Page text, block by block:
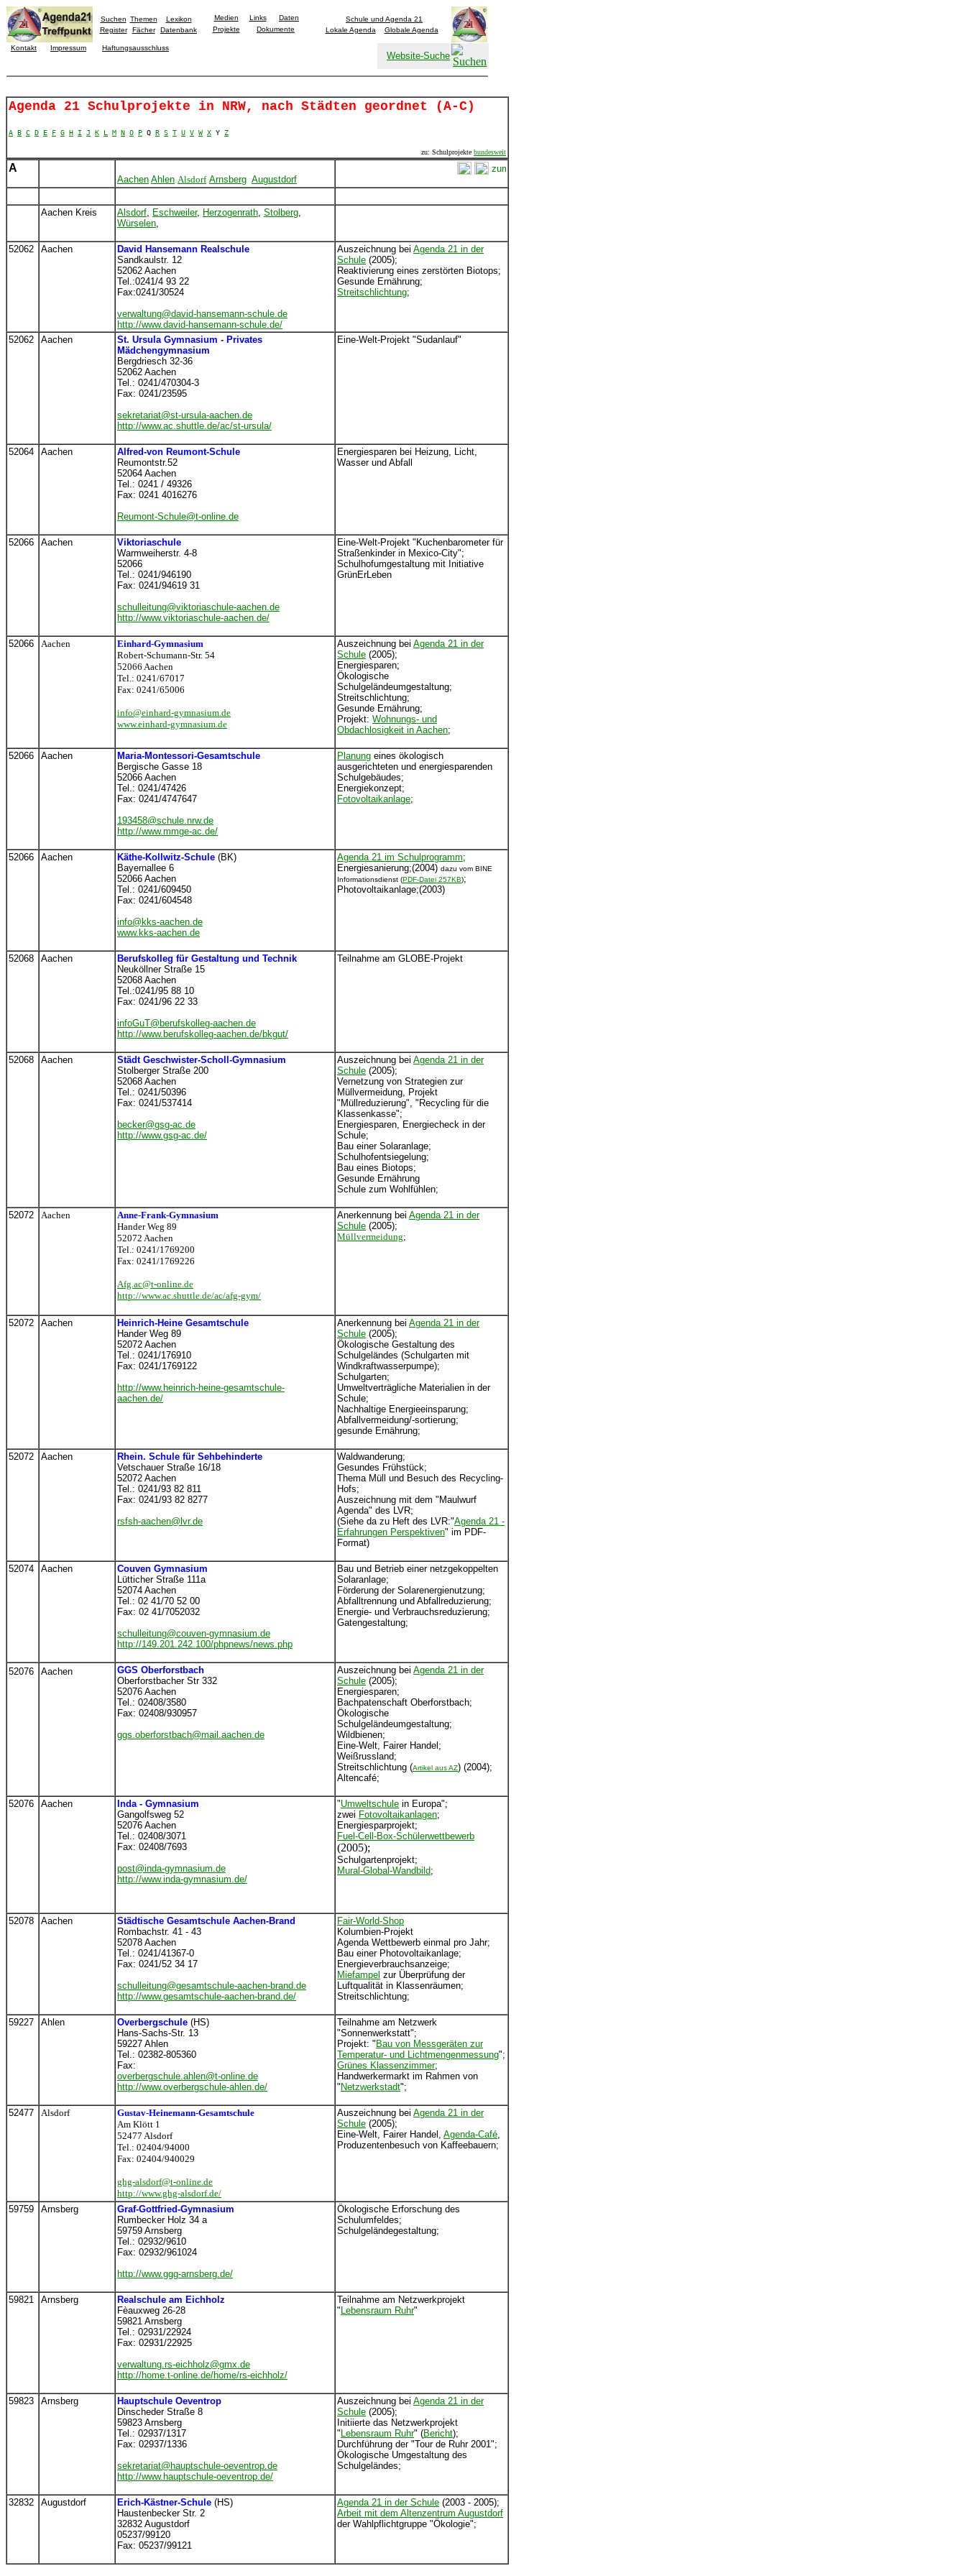
Suchen Themen
Lexikon
Register
Fächer Datenbank
Medien Links
Daten
Projekte
Dokumente
Schule und Agenda 21
Lokale Agenda
Globale Agenda
Kontakt Impressum Haftungsausschluss
Website-Suche
Agenda 21 Schulprojekte in NRW, nach Städten geordnet (A-C)
A B C D E F G H I J K L M N O P Q R S T U V W X Y Z
zu: Schulprojekte bundesweit
A
Aachen Ahlen Alsdorf Arnsberg Augustdorf
Aachen Kreis Alsdorf, Eschweiler, Herzogenrath, Stolberg,
Würselen,
52062 Aachen
David Hansemann Realschule
Sandkaulstr. 12
52062 Aachen
Tel.:0241/4 93 22
Fax:0241/30524
verwaltung@david-hansemann-schule.de
http://www.david-hansemann-schule.de/
Auszeichnung bei Agenda 21 in der
Schule (2005);
Reaktivierung eines zerstörten Biotops;
Gesunde Ernährung;
Streitschlichtung;
52062 Aachen
St. Ursula Gymnasium - Privates
Mädchengymnasium
Bergdriesch 32-36
52062 Aachen
Tel.: 0241/470304-3
Fax: 0241/23595
sekretariat@st-ursula-aachen.de
http://www.ac.shuttle.de/ac/st-ursula/
Eine-Welt-Projekt "Sudanlauf"
52064 Aachen
Alfred-von Reumont-Schule
Reumontstr.52
52064 Aachen
Tel.: 0241 / 49326
Fax: 0241 4016276
Reumont-Schule@t-online.de
Energiesparen bei Heizung, Licht,
Wasser und Abfall
52066 Aachen
Viktoriaschule
Warmweiherstr. 4-8
52066
Tel.: 0241/946190
Fax: 0241/94619 31
schulleitung@viktoriaschule-aachen.de
http://www.viktoriaschule-aachen.de/
Eine-Welt-Projekt "Kuchenbarometer für
Straßenkinder in Mexico-City";
Schulhofumgestaltung mit Initiative
GrünErLeben
52066 Aachen
Einhard-Gymnasium
Robert-Schumann-Str. 54
52066 Aachen
Tel.: 0241/67017
Fax: 0241/65006
info@einhard-gymnasium.de
www.einhard-gymnasium.de
Auszeichnung bei Agenda 21 in der
Schule (2005);
Energiesparen;
Ökologische
Schulgeländeumgestaltung;
Streitschlichtung;
Gesunde Ernährung;
Projekt: Wohnungs- und
Obdachlosigkeit in Aachen;
52066 Aachen
Maria-Montessori-Gesamtschule
Bergische Gasse 18
52066 Aachen
Tel.: 0241/47426
Fax: 0241/4747647
193458@schule.nrw.de
http://www.mmge-ac.de/
Planung eines ökologisch
ausgerichteten und energiesparenden
Schulgebäudes;
Energiekonzept;
Fotovoltaikanlage;
52066 Aachen Käthe-Kollwitz-Schule (BK)
Bayernallee 6
52066 Aachen
Tel.: 0241/609450
Fax: 0241/604548
info@kks-aachen.de
www.kks-aachen.de
Agenda 21 im Schulprogramm;
Energiesanierung;(2004) dazu vom BINE
Informationsdienst (PDF-Datei 257KB);
Photovoltaikanlage;(2003)
52068 Aachen
Berufskolleg für Gestaltung und Technik
Neuköllner Straße 15
52068 Aachen
Tel.:0241/95 88 10
Fax: 0241/96 22 33
infoGuT@berufskolleg-aachen.de
http://www.berufskolleg-aachen.de/bkgut/
Teilnahme am GLOBE-Projekt
52068 Aachen
Städt Geschwister-Scholl-Gymnasium
Stolberger Straße 200
52068 Aachen
Tel.: 0241/50396
Fax: 0241/537414
becker@gsg-ac.de
http://www.gsg-ac.de/
Auszeichnung bei Agenda 21 in der
Schule (2005);
Vernetzung von Strategien zur
Müllvermeidung, Projekt
"Müllreduzierung", "Recycling für die
Klassenkasse";
Energiesparen, Energiecheck in der
Schule;
Bau einer Solaranlage;
Schulhofentsiegelung;
Bau eines Biotops;
Gesunde Ernährung
Schule zum Wohlfühlen;
52072 Aachen
Anne-Frank-Gymnasium
Hander Weg 89
52072 Aachen
Tel.: 0241/1769200
Fax: 0241/1769226
Afg.ac@t-online.de
http://www.ac.shuttle.de/ac/afg-gym/
Anerkennung bei Agenda 21 in der
Schule (2005);
Müllvermeidung;
52072 Aachen
Heinrich-Heine Gesamtschule
Hander Weg 89
52072 Aachen
Tel.: 0241/176910
Fax: 0241/1769122
http://www.heinrich-heine-gesamtschule-
aachen.de/
Anerkennung bei Agenda 21 in der
Schule (2005);
Ökologische Gestaltung des
Schulgeländes (Schulgarten mit
Windkraftwasserpumpe);
Schulgarten;
Umweltverträgliche Materialien in der
Schule;
Nachhaltige Energieeinsparung;
Abfallvermeidung/-sortierung;
gesunde Ernährung;
52072 Aachen
Rhein. Schule für Sehbehinderte
Vetschauer Straße 16/18
52072 Aachen
Tel.: 0241/93 82 811
Fax: 0241/93 82 8277
rsfsh-aachen@lvr.de
Waldwanderung;
Gesundes Frühstück;
Thema Müll und Besuch des Recycling-
Hofs;
Auszeichnung mit dem "Maulwurf
Agenda" des LVR;
(Siehe da zu Heft des LVR:"Agenda 21 -
Erfahrungen Perspektiven" im PDF-
Format)
52074 Aachen
Couven Gymnasium
Lütticher Straße 111a
52074 Aachen
Tel.: 02 41/70 52 00
Fax: 02 41/7052032
schulleitung@couven-gymnasium.de
http://149.201.242.100/phpnews/news.php
Bau und Betrieb einer netzgekoppelten
Solaranlage;
Förderung der Solarenergienutzung;
Abfalltrennung und Abfallreduzierung;
Energie- und Verbrauchsreduzierung;
Gatengestaltung;
52076 Aachen
GGS Oberforstbach
Oberforstbacher Str 332
52076 Aachen
Tel.: 02408/3580
Fax: 02408/930957
ggs.oberforstbach@mail.aachen.de
Auszeichnung bei Agenda 21 in der
Schule (2005);
Energiesparen;
Bachpatenschaft Oberforstbach;
Ökologische
Schulgeländeumgestaltung;
Wildbienen;
Eine-Welt, Fairer Handel;
Weißrussland;
Streitschlichtung (Artikel aus AZ) (2004);
Altencafé;
52076 Aachen
Inda - Gymnasium
Gangolfsweg 52
52076 Aachen
Tel.: 02408/3071
Fax: 02408/7693
post@inda-gymnasium.de
http://www.inda-gymnasium.de/
"Umweltschule in Europa";
zwei Fotovoltaikanlagen;
Energiesparprojekt;
Fuel-Cell-Box-Schülerwettbewerb
(2005);
Schulgartenprojekt;
Mural-Global-Wandbild;
52078 Aachen
Städtische Gesamtschule Aachen-Brand
Rombachstr. 41 - 43
52078 Aachen
Tel.: 0241/41367-0
Fax: 0241/52 34 17
schulleitung@gesamtschule-aachen-brand.de
http://www.gesamtschule-aachen-brand.de/
Fair-World-Shop
Kolumbien-Projekt
Agenda Wettbewerb einmal pro Jahr;
Bau einer Photovoltaikanlage;
Energieverbrauchsanzeige;
Miefampel zur Überprüfung der
Luftqualität in Klassenräumen;
Streitschlichtung;
59227 Ahlen Overbergschule (HS)
Hans-Sachs-Str. 13
59227 Ahlen
Tel.: 02382-805360
Fax:
overbergschule.ahlen@t-online.de
http://www.overbergschule-ahlen.de/
Teilnahme am Netzwerk
"Sonnenwerkstatt";
Projekt: " Bau von Messgeräten zur
Temperatur- und Lichtmengenmessung";
Grünes Klassenzimmer;
Handwerkermarkt im Rahmen von
" Netzwerkstadt";
52477 Alsdorf
Gustav-Heinemann-Gesamtschule
Am Klött 1
52477 Alsdorf
Tel.: 02404/94000
Fax: 02404/940029
ghg-alsdorf@t-online.de
http://www.ghg-alsdorf.de/
Auszeichnung bei Agenda 21 in der
Schule (2005);
Eine-Welt, Fairer Handel, Agenda-Café,
Produzentenbesuch von Kaffeebauern;
59759 Arnsberg
Graf-Gottfried-Gymnasium
Rumbecker Holz 34 a
59759 Arnsberg
Tel.: 02932/9610
Fax: 02932/961024
http://www.ggg-arnsberg.de/
Ökologische Erforschung des
Schulumfeldes;
Schulgeländegestaltung;
59821 Arnsberg
Realschule am Eichholz
Fèauxweg 26-28
59821 Arnsberg
Tel.: 02931/22924
Fax: 02931/22925
verwaltung.rs-eichholz@gmx.de
http://home.t-online.de/home/rs-eichholz/
Teilnahme am Netzwerkprojekt
" Lebensraum Ruhr"
59823 Arnsberg
Hauptschule Oeventrop
Dinscheder Straße 8
59823 Arnsberg
Tel.: 02937/1317
Fax: 02937/1336
sekretariat@hauptschule-oeventrop.de
http://www.hauptschule-oeventrop.de/
Auszeichnung bei Agenda 21 in der
Schule (2005);
Initiierte das Netzwerkprojekt
" Lebensraum Ruhr" (Bericht);
Durchführung der "Tour de Ruhr 2001";
Ökologische Umgestaltung des
Schulgeländes;
32832 Augustdorf Erich-Kästner-Schule (HS)
Haustenbecker Str. 2
32832 Augustdorf
05237/99120
Fax: 05237/99121
Agenda 21 in der Schule (2003 - 2005);
Arbeit mit dem Altenzentrum Augustdorf
der Wahlpflichtgruppe "Ökologie";